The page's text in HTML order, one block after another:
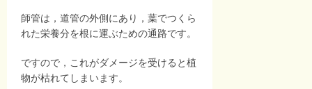
師管は，道管の外側にあり，葉でつくら
れた栄養分を根に運ぶための通路です。
ですので，これがダメージを受けると植
物が枯れてしまいます。